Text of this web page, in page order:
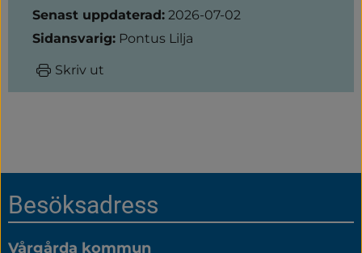
Senast uppdaterad: 2026-07-02
Sidansvarig: Pontus Lilja
Skriv ut
Sidfot
Besöksadress
Vårgårda kommun